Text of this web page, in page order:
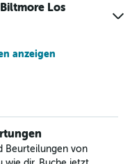
Los
anzeigen
Beurteilungen von